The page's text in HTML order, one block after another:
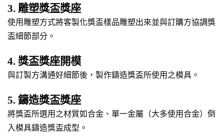
3. 雕塑獎盃獎座
使用雕塑方式將客製化獎盃樣品雕塑出來並與訂購方協調獎
盃細節部分。
4. 獎盃獎座開模
與訂製方溝通好細節後，製作鑄造獎盃所使用之模具。
5. 鑄造獎盃獎座
將獎盃所選用之材質如合金、單一金屬（大多使用合金）倒
入模具鑄造獎盃成型。